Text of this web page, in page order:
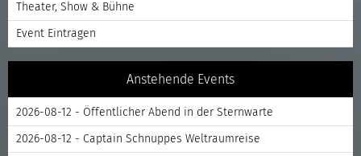
Theater, Show & Bühne
Event Eintragen
Anstehende Events
2026-08-12 - Öffentlicher Abend in der Sternwarte
2026-08-12 - Captain Schnuppes Weltraumreise